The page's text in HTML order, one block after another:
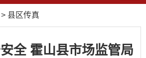
航
> 县区传真
全 霍山县市场监管局